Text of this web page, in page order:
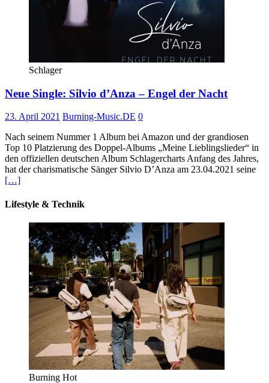
Schlager
Neue Single: Silvio d’Anza – Engel der Nacht
23. April 2021 Burning-Music.DE 0
Nach seinem Nummer 1 Album bei Amazon und der grandiosen
Top 10 Platzierung des Doppel-Albums „Meine Lieblingslieder“ in
den offiziellen deutschen Album Schlagercharts Anfang des Jahres,
hat der charismatische Sänger Silvio D’Anza am 23.04.2021 seine
[…]
Lifestyle & Technik
Burning Hot